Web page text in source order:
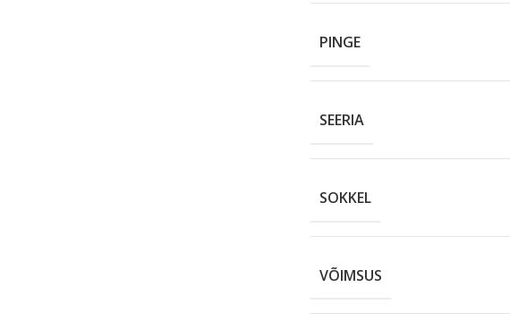
PINGE
SEERIA
SOKKEL
VÕIMSUS